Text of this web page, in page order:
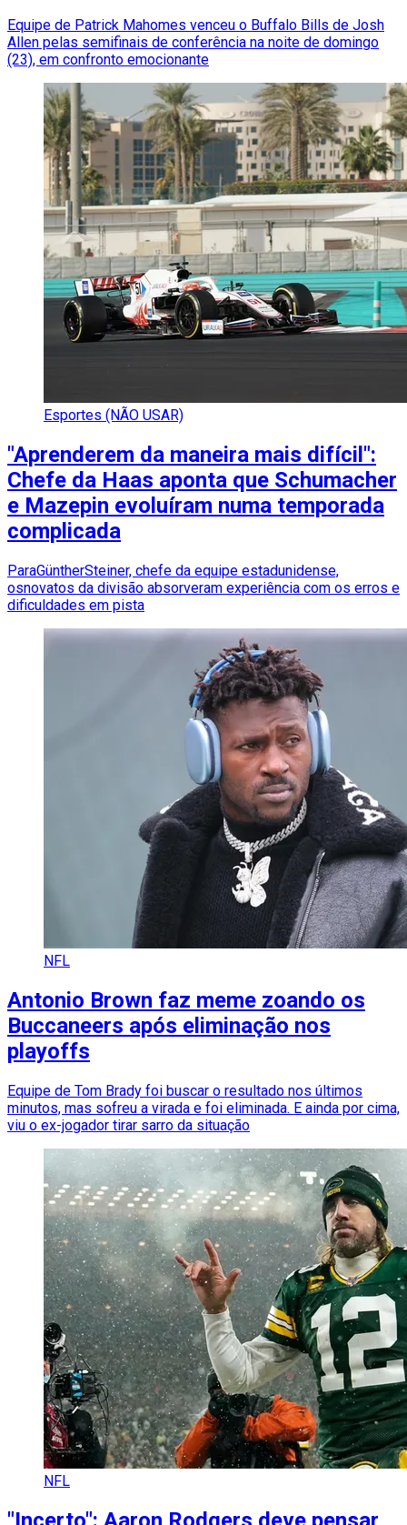
Equipe de Patrick Mahomes venceu o Buffalo Bills de Josh
Allen pelas semifinais de conferência na noite de domingo
(23), em confronto emocionante
Esportes (NÃO USAR)
"Aprenderem da maneira mais difícil":
Chefe da Haas aponta que Schumacher
e Mazepin evoluíram numa temporada
complicada
ParaGüntherSteiner, chefe da equipe estadunidense,
osnovatos da divisão absorveram experiência com os erros e
dificuldades em pista
NFL
Antonio Brown faz meme zoando os
Buccaneers após eliminação nos
playoffs
Equipe de Tom Brady foi buscar o resultado nos últimos
minutos, mas sofreu a virada e foi eliminada. E ainda por cima,
viu o ex-jogador tirar sarro da situação
NFL